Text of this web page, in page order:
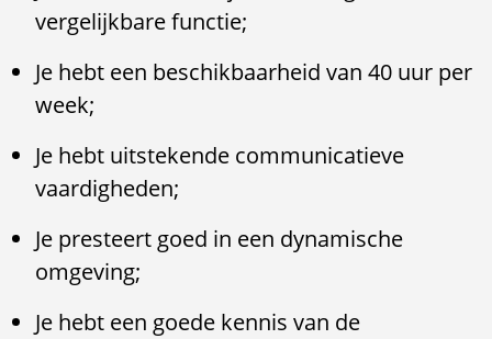
vergelijkbare functie;
Je hebt een beschikbaarheid van 40 uur per
week;
Je hebt uitstekende communicatieve
vaardigheden;
Je presteert goed in een dynamische
omgeving;
Je hebt een goede kennis van de